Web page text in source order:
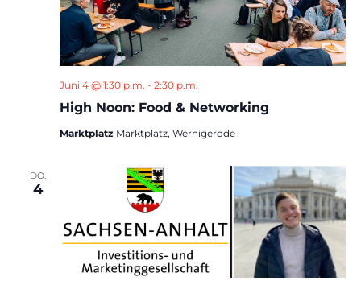
High Noon: Food & Networking
Juni 4 @ 1:30 p.m. - 2:30 p.m.
Marktplatz Marktplatz, Wernigerode
DO.
4